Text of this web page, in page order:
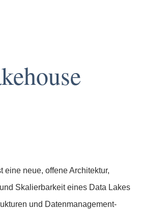
eine neue, offene Architektur,
Skalierbarkeit eines Data Lakes
und Datenmanagement-